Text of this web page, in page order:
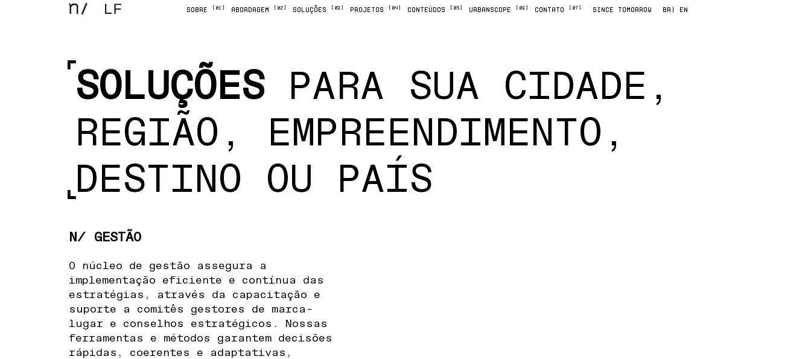
SOBRE [01] ABORDAGEM [02] SOLUÇÕES [03] PROJETOS [04] CONTEÚDOS [05] URBANSCOPE [06] CONTATO [07] SINCE TOMORROW BR | EN
SOLUÇÕESPARA SUA CIDADE,
REGIÃO, EMPREENDIMENTO,
DESTINO OU PAÍS
N/ GESTÃO
O núcleo de gestão assegura a
implementação eficiente e contínua das
estratégias, através da capacitação e
suporte a comitês gestores de marca-
lugar e conselhos estratégicos. Nossas
ferramentas e métodos garantem decisões
rápidas, coerentes e adaptativas,